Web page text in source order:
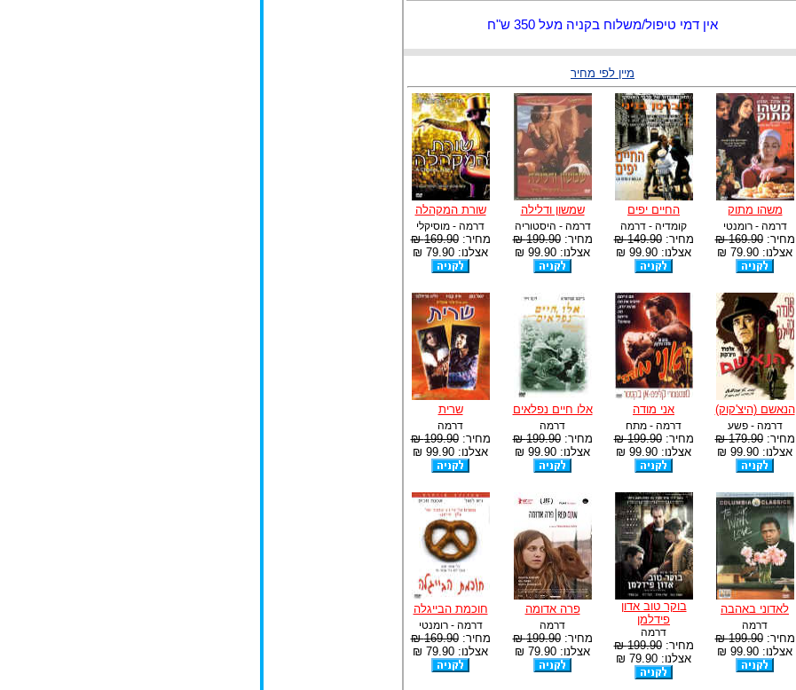
אין דמי טיפול/משלוח בקניה מעל 350 ש"ח
מיין לפי מחיר
משהו מתוק
דרמה - רומנטי
מחיר:169.90 ₪
אצלנו: 79.90 ₪
החיים יפים
קומדיה - דרמה
מחיר:149.90 ₪
אצלנו: 99.90 ₪
שמשון ודלילה
דרמה - היסטוריה
מחיר:199.90 ₪
אצלנו: 99.90 ₪
שורת המקהלה
דרמה - מוסיקלי
מחיר:169.90 ₪
אצלנו: 79.90 ₪
הנאשם (היצ'קוק)
דרמה - פשע
מחיר:179.90 ₪
אצלנו: 99.90 ₪
אני מודה
דרמה - מתח
מחיר:199.90 ₪
אצלנו: 99.90 ₪
אלו חיים נפלאים
דרמה
מחיר:199.90 ₪
אצלנו: 99.90 ₪
שרית
דרמה
מחיר:199.90 ₪
אצלנו: 99.90 ₪
לאדוני באהבה
דרמה
מחיר:199.90 ₪
אצלנו: 99.90 ₪
בוקר טוב אדון
פידלמן
דרמה
מחיר:199.90 ₪
אצלנו: 79.90 ₪
פרה אדומה
דרמה
מחיר:199.90 ₪
אצלנו: 79.90 ₪
חוכמת הבייגלה
דרמה - רומנטי
מחיר:169.90 ₪
אצלנו: 79.90 ₪